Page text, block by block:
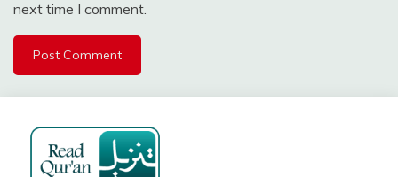
next time I comment.